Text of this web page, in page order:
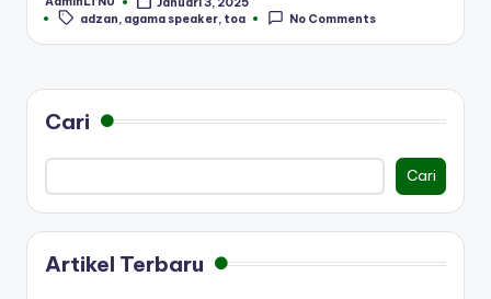
Posted
by
Tags:
adzan, agama speaker, toa No Comments
Cari
Cari
Artikel Terbaru